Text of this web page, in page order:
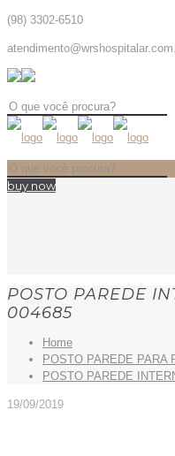
(98) 3302-6510
buy now
POSTO PAREDE
004685
Home
POSTO PAREDE PARA
POSTO PAREDE
19/09/2019